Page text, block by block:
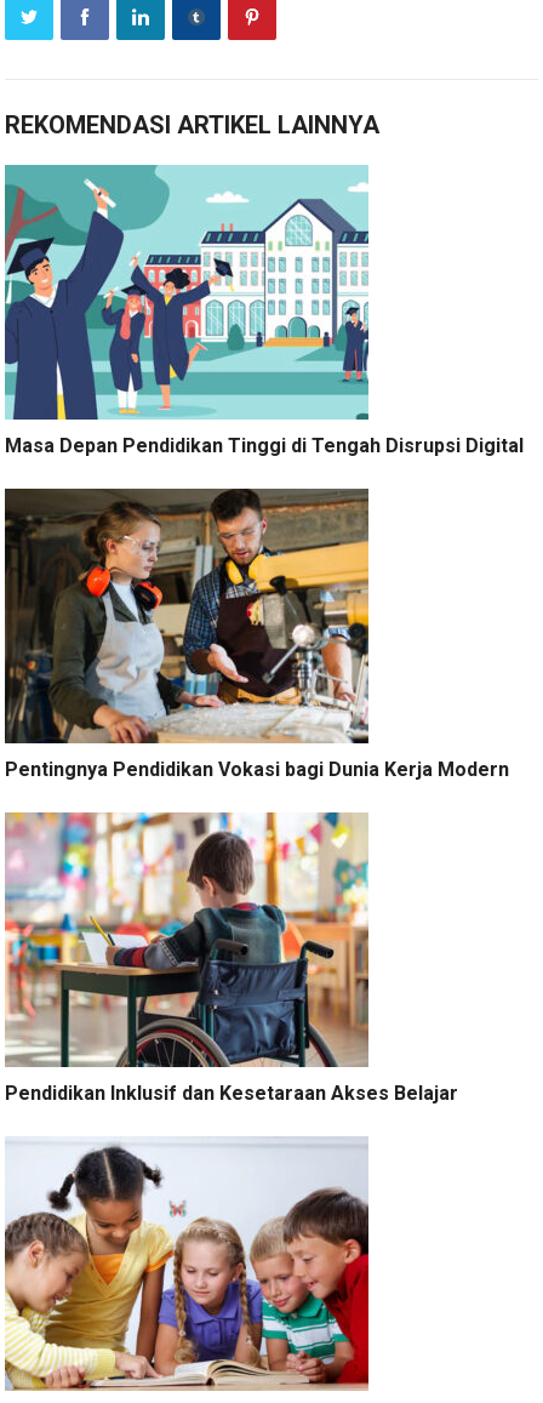
REKOMENDASI ARTIKEL LAINNYA
Masa Depan Pendidikan Tinggi di Tengah Disrupsi Digital
Pentingnya Pendidikan Vokasi bagi Dunia Kerja Modern
Pendidikan Inklusif dan Kesetaraan Akses Belajar